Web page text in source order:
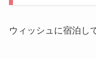
ウィッシュに宿泊し